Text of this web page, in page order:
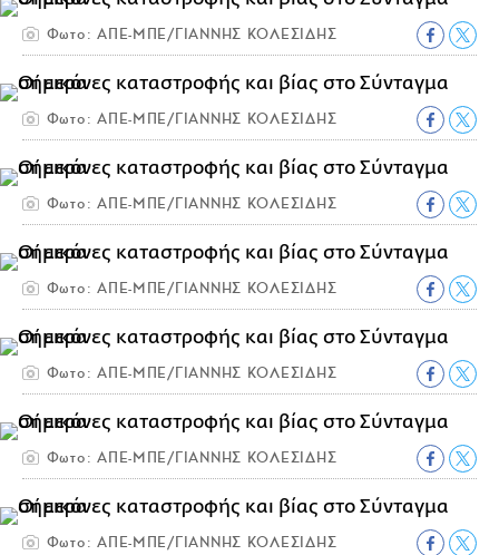
Φωτο: ΑΠΕ-ΜΠΕ/ΓΙΑΝΝΗΣ ΚΟΛΕΣΙΔΗΣ
Φωτο: ΑΠΕ-ΜΠΕ/ΓΙΑΝΝΗΣ ΚΟΛΕΣΙΔΗΣ
Φωτο: ΑΠΕ-ΜΠΕ/ΓΙΑΝΝΗΣ ΚΟΛΕΣΙΔΗΣ
Φωτο: ΑΠΕ-ΜΠΕ/ΓΙΑΝΝΗΣ ΚΟΛΕΣΙΔΗΣ
Φωτο: ΑΠΕ-ΜΠΕ/ΓΙΑΝΝΗΣ ΚΟΛΕΣΙΔΗΣ
Φωτο: ΑΠΕ-ΜΠΕ/ΓΙΑΝΝΗΣ ΚΟΛΕΣΙΔΗΣ
Φωτο: ΑΠΕ-ΜΠΕ/ΓΙΑΝΝΗΣ ΚΟΛΕΣΙΔΗΣ